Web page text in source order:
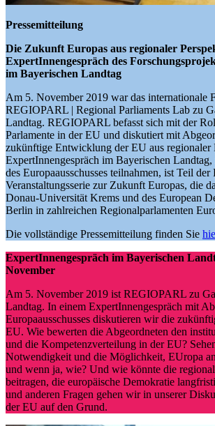
Pressemitteilung
Die Zukunft Europas aus regionaler
ExpertInnengespräch des
im Bayerischen Landtag
Am 5. November 2019 war das internationale
REGIOPARL | Regional Parliaments Lab zu
Landtag. REGIOPARL befasst sich mit der
Parlamente in der EU und diskutiert mit
zukünftige Entwicklung der EU aus regionaler
ExpertInnengespräch im Bayerischen
des Europaausschusses teilnahmen, ist Teil
Veranstaltungsserie zur Zukunft Europas, die
Donau-Universität Krems und des European
Berlin in zahlreichen Regionalparlamenten
Die vollständige Pressemitteilung finden Sie
ExpertInnengespräch im Bayerischen
November
Am 5. November 2019 ist REGIOPARL zu
Landtag. In einem ExpertInnengespräch mit
Europaausschusses diskutieren wir die
EU. Wie bewerten die Abgeordneten den
und die Kompetenzverteilung in der EU?
Notwendigkeit und die Möglichkeit, EUropa
und wenn ja, wie? Und wie könnte die
beitragen, die europäische Demokratie
und anderen Fragen gehen wir in unserer
der EU auf den Grund.